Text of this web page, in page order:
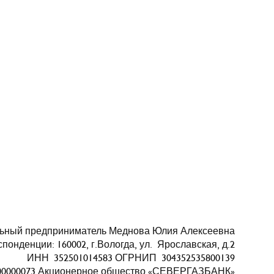
предприниматель Меднова Юлия Алексеевна
160002, г.Вологда, ул. Ярославская, д.2
ИНН 352501014583 ОГРНИП 304352535800139
Акционерное общество «СЕВЕРГАЗБАНК»